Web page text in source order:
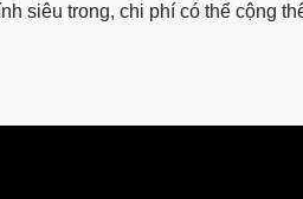
siêu trong, chi phí có thể cộng